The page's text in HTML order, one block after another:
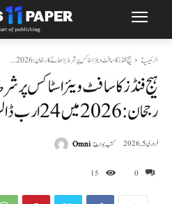
الرئيسية ہیج فنڈز کا سافٹ ویئر اسٹاکس پر شرط بڑھانے کا رجحان: 2026...
ہیج فنڈز کا سافٹ ویئر اسٹاکس پر
رجحان: 2026 میں 24 ارب ڈالر کی شارٹ سیلنگ
0
15
فروری 5, 2026 كتب بواسطةOmni